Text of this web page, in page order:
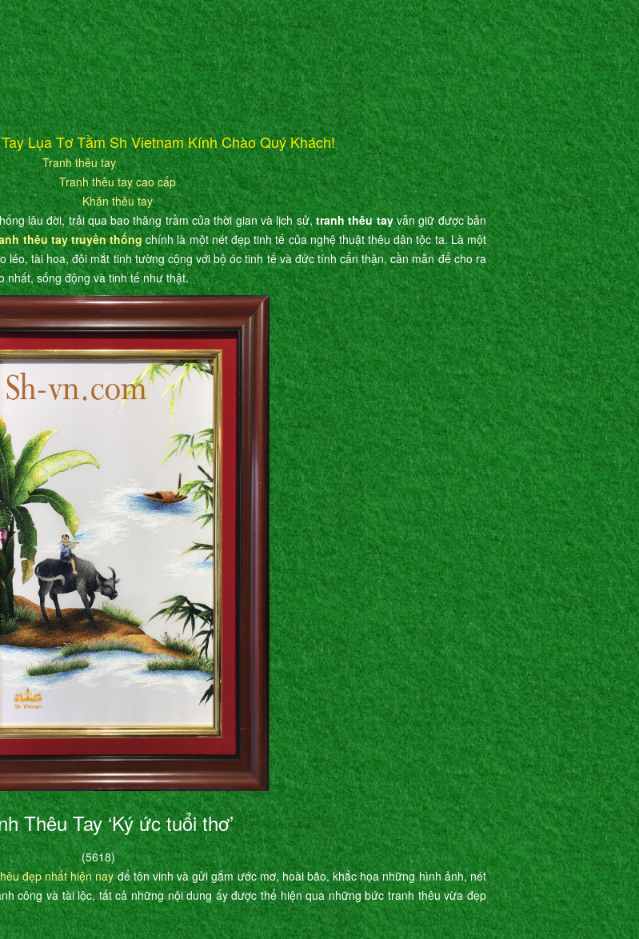
Lụa Tơ Tằm Sh Vietnam Kính Chào Quý Khách!
Tranh thêu tay
Tranh thêu tay cao cấp
Khăn thêu tay
lâu đời, trải qua bao thăng trầm của thời gian và lịch sử,tranh thêu tayvẫn giữ được bản
thêu tay truyền thốngchính là một nét đẹp tinh tế của nghệ thuật thêu dân tộc ta. Là một
léo, tài hoa, đôi mắt tinh tường cộng với bộ óc tinh tế và đức tính cẩn thận, cần mẫn để cho ra
nhất, sống động và tinh tế như thật.
Thêu Tay ‘Ký ức tuổi thơ’
(5618)
đẹp nhất hiện nayđể tôn vinh và gửi gắm ước mơ, hoài bão, khắc họa những hình ảnh, nét
công và tài lộc, tất cả những nội dung ấy được thể hiện qua những bức tranh thêu vừa đẹp